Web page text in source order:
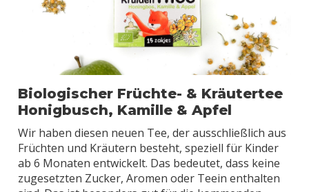
Biologischer Früchte- & Kräutertee
Honigbusch, Kamille & Apfel
Wir haben diesen neuen Tee, der ausschließlich aus
Früchten und Kräutern besteht, speziell für Kinder
ab 6 Monaten entwickelt. Das bedeutet, dass keine
zugesetzten Zucker, Aromen oder Teein enthalten